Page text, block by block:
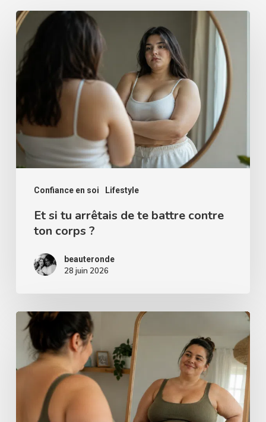
Confiance en soi Lifestyle
Et
si
tu
arrêtais
de
te
battre
contre
ton
corps
Et si tu arrêtais de te battre contre
ton corps ?
beauteronde
28 juin 2026
Comment
accepter
son
exercices